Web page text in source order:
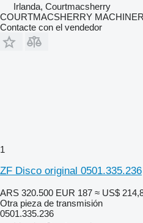
Irlanda, Courtmacsherry
COURTMACSHERRY
Contacte con el vendedor
1
ZF Disco original 0501.335.236
ARS 320.500 EUR 187 ≈ US$
Otra pieza de transmisión
0501.335.236